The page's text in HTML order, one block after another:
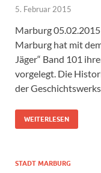
5. Februar 2015
Marburg
Marburg hat mit
Jäger“ Band 101
vorgelegt. Die
der
WEITERLESEN
STADT MARBURG